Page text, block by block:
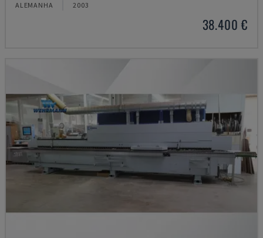
ALEMANHA 2003
38.400 €